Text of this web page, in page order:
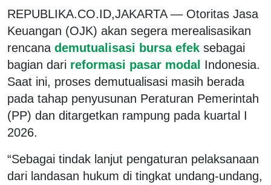
REPUBLIKA.CO.ID,JAKARTA — Otoritas Jasa
Keuangan (OJK) akan segera merealisasikan
rencana demutualisasi bursa efek sebagai
bagian dari reformasi pasar modal Indonesia.
Saat ini, proses demutualisasi masih berada
pada tahap penyusunan Peraturan Pemerintah
(PP) dan ditargetkan rampung pada kuartal I
2026.
“Sebagai tindak lanjut pengaturan pelaksanaan
dari landasan hukum di tingkat undang-undang,